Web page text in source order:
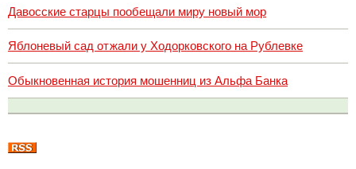
Давосские старцы пообещали миру новый мор
Яблоневый сад отжали у Ходорковского на Рублевке
Обыкновенная история мошенниц из Альфа Банка